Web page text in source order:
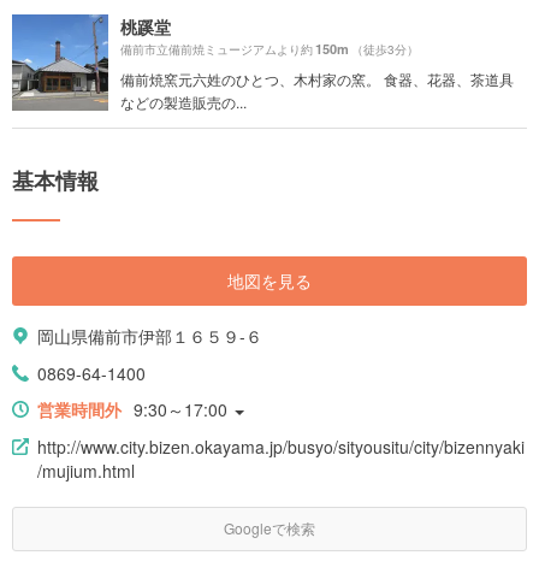
桃蹊堂
備前市立備前焼ミュージアムより約150m （徒歩3分）
備前焼窯元六姓のひとつ、木村家の窯。 食器、花器、茶道具
などの製造販売の...
基本情報
地図を見る
岡山県備前市伊部１６５９-６
0869-64-1400
営業時間外 9:30～17:00
http://www.city.bizen.okayama.jp/busyo/sityousitu/city/bizennyaki
/mujium.html
Googleで検索